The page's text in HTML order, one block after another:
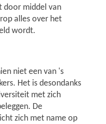
door middel van
alles over het
wordt.
niet een van 's
Het is desondanks
met zich
De
zich met name op